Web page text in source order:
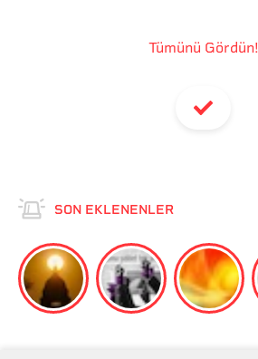
Tümünü Gördün!
SON EKLENENLER